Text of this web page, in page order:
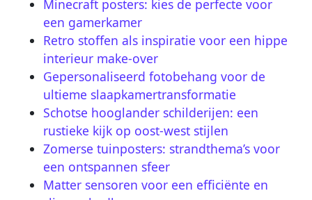
Minecraft posters: kies de perfecte voor
een gamerkamer
Retro stoffen als inspiratie voor een hippe
interieur make-over
Gepersonaliseerd fotobehang voor de
ultieme slaapkamertransformatie
Schotse hooglander schilderijen: een
rustieke kijk op oost-west stijlen
Zomerse tuinposters: strandthema’s voor
een ontspannen sfeer
Matter sensoren voor een efficiënte en